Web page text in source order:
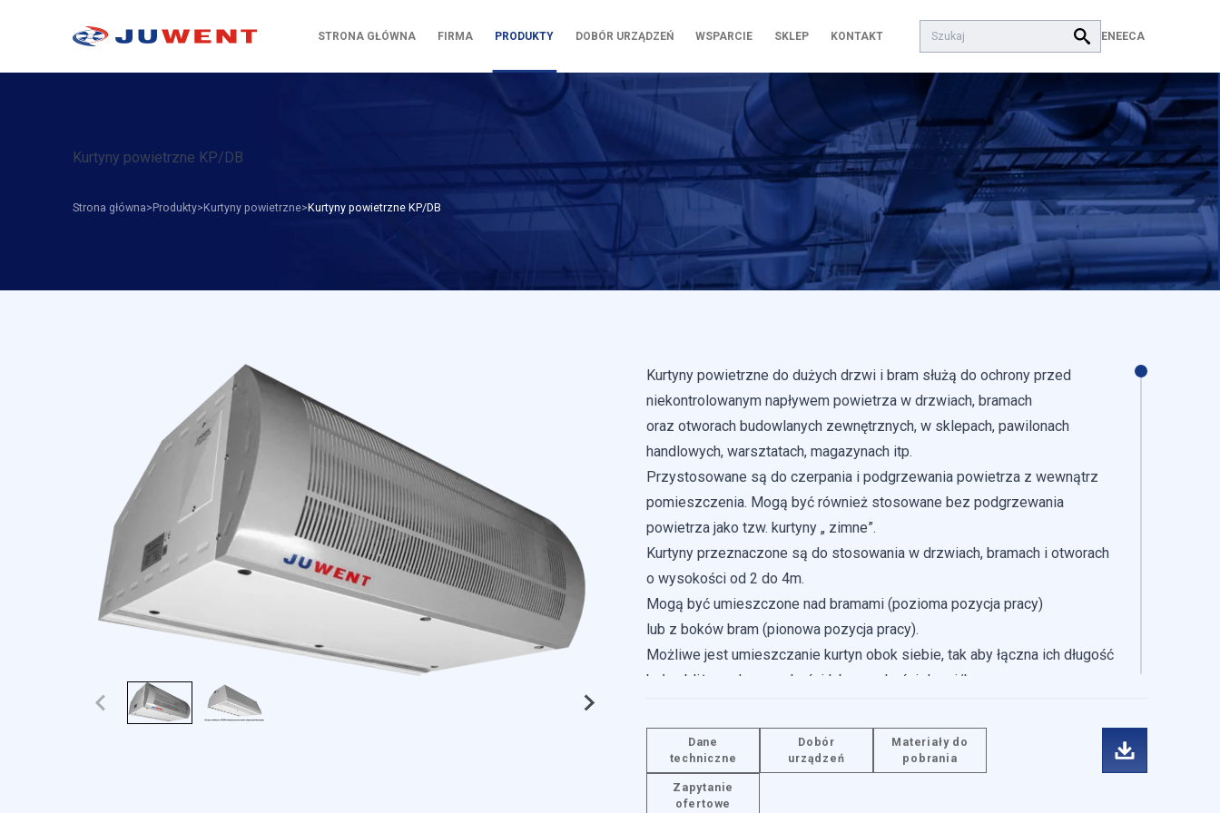
STRONA GŁÓWNA FIRMA PRODUKTY DOBÓR URZĄDZEŃ WSPARCIE SKLEP KONTAKT Szukaj: ENEECA
Kurtyny powietrzne KP/DB
Strona główna Produkty Kurtyny powietrzne Kurtyny powietrzne KP/DB
Kurtyny powietrzne do dużych drzwi i bram służą do ochrony przed
niekontrolowanym napływem powietrza w drzwiach, bramach
oraz otworach budowlanych zewnętrznych, w sklepach, pawilonach
handlowych, warsztatach, magazynach itp.
Przystosowane są do czerpania i podgrzewania powietrza z wewnątrz
pomieszczenia. Mogą być również stosowane bez podgrzewania
powietrza jako tzw. kurtyny „ zimne”.
Kurtyny przeznaczone są do stosowania w drzwiach, bramach i otworach
o wysokości od 2 do 4m.
Mogą być umieszczone nad bramami (pozioma pozycja pracy)
lub z boków bram (pionowa pozycja pracy).
Możliwe jest umieszczanie kurtyn obok siebie, tak aby łączna ich długość
była zbliżona do szerokości lub wysokości drzwi/bramy.
do umieszczenia w stropie podwieszonym.
OPIS PRODUKTU
Dane
techniczne
Dobór
urządzeń
Materiały do
pobrania
Zapytanie
ofertowe